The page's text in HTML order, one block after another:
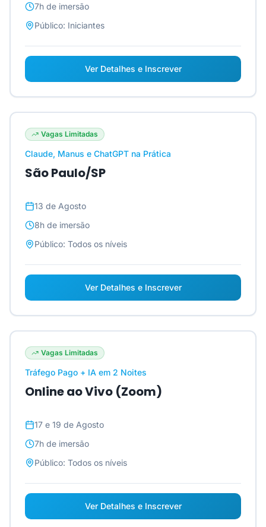
7h de imersão
Público: Iniciantes
Ver Detalhes e Inscrever
Vagas Limitadas
Claude, Manus e ChatGPT na Prática
São Paulo/SP
13 de Agosto
8h de imersão
Público: Todos os níveis
Ver Detalhes e Inscrever
Vagas Limitadas
Tráfego Pago + IA em 2 Noites
Online ao Vivo (Zoom)
17 e 19 de Agosto
7h de imersão
Público: Todos os níveis
Ver Detalhes e Inscrever